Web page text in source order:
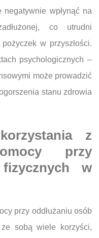
negatywnie wpłynąć na
co utrudni
w przyszłości.
psychologicznych –
może prowadzić
stanu zdrowia
z
przy
w
przy oddłużaniu osób
sobą wiele korzyści,